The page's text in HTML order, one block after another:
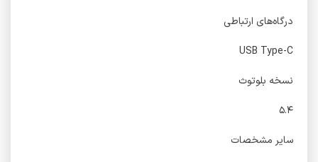
درگاه‌های ارتباطی
USB Type-C
نسخه بلوتوث
۵.۴
سایر مشخصات